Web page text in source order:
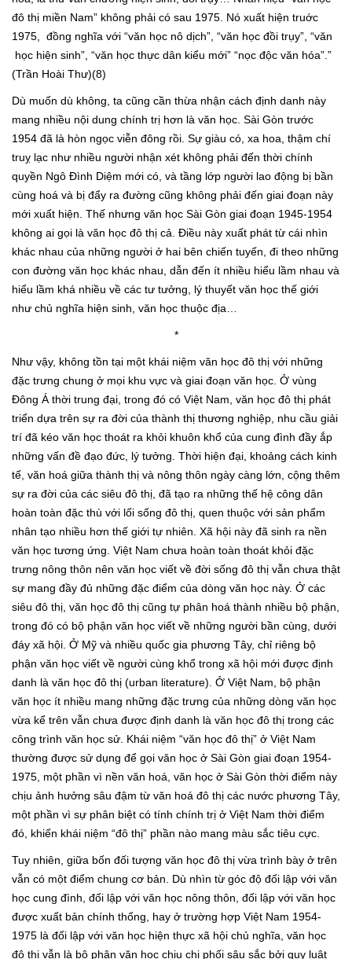
đô thị miền Nam” không phải có sau 1975. Nó xuất hiện truớc
1975, đồng nghĩa với “văn học nô dịch”, “văn học đồi trụy”, “văn
học hiện sinh”, “văn học thực dân kiểu mới” “nọc độc văn hóa”.”
(Trần Hoài Thư)(8)
Dù muốn dù không, ta cũng cần thừa nhận cách định danh này
mang nhiều nội dung chính trị hơn là văn học. Sài Gòn trước
1954 đã là hòn ngọc viễn đông rồi. Sự giàu có, xa hoa, thậm chí
truỵ lạc như nhiều người nhận xét không phải đến thời chính
quyền Ngô Đình Diệm mới có, và tầng lớp người lao động bị bần
cùng hoá và bị đẩy ra đường cũng không phải đến giai đoạn này
mới xuất hiện. Thế nhưng văn học Sài Gòn giai đoạn 1945-1954
không ai gọi là văn học đô thị cả. Điều này xuất phát từ cái nhìn
khác nhau của những người ở hai bên chiến tuyến, đi theo những
con đường văn học khác nhau, dẫn đến ít nhiều hiểu lầm nhau và
hiểu lầm khá nhiều về các tư tưởng, lý thuyết văn học thế giới
như chủ nghĩa hiện sinh, văn học thuộc địa…
*
Như vậy, không tồn tại một khái niệm văn học đô thị với những
đặc trưng chung ở mọi khu vực và giai đoạn văn học. Ở vùng
Đông Á thời trung đại, trong đó có Việt Nam, văn học đô thị phát
triển dựa trên sự ra đời của thành thị thương nghiệp, nhu cầu giải
trí đã kéo văn học thoát ra khỏi khuôn khổ của cung đình đầy ắp
những vấn đề đạo đức, lý tưởng. Thời hiện đại, khoảng cách kinh
tế, văn hoá giữa thành thị và nông thôn ngày càng lớn, cộng thêm
sự ra đời của các siêu đô thị, đã tạo ra những thế hệ công dân
hoàn toàn đặc thù với lối sống đô thị, quen thuộc với sản phẩm
nhân tạo nhiều hơn thế giới tự nhiên. Xã hội này đã sinh ra nền
văn học tương ứng. Việt Nam chưa hoàn toàn thoát khỏi đặc
trưng nông thôn nên văn học viết về đời sống đô thị vẫn chưa thật
sự mang đầy đủ những đặc điểm của dòng văn học này. Ở các
siêu đô thị, văn học đô thị cũng tự phân hoá thành nhiều bộ phận,
trong đó có bộ phận văn học viết về những người bần cùng, dưới
đáy xã hội. Ở Mỹ và nhiều quốc gia phương Tây, chỉ riêng bộ
phận văn học viết về người cùng khổ trong xã hội mới được định
danh là văn học đô thị (urban literature). Ở Việt Nam, bộ phận
văn học ít nhiều mang những đặc trưng của những dòng văn học
vừa kể trên vẫn chưa được định danh là văn học đô thị trong các
công trình văn học sử. Khái niệm “văn học đô thị” ở Việt Nam
thường được sử dụng để gọi văn học ở Sài Gòn giai đoạn 1954-
1975, một phần vì nền văn hoá, văn học ở Sài Gòn thời điểm này
chịu ảnh hưởng sâu đậm từ văn hoá đô thị các nước phương Tây,
một phần vì sự phân biệt có tính chính trị ở Việt Nam thời điểm
đó, khiến khái niệm “đô thị” phần nào mang màu sắc tiêu cực.
Tuy nhiên, giữa bốn đối tượng văn học đô thị vừa trình bày ở trên
vẫn có một điểm chung cơ bản. Dù nhìn từ góc độ đối lập với văn
học cung đình, đối lập với văn học nông thôn, đối lập với văn học
được xuất bản chính thống, hay ở trường hợp Việt Nam 1954-
1975 là đối lập với văn học hiện thực xã hội chủ nghĩa, văn học
đô thị vẫn là bộ phận văn học chịu chi phối sâu sắc bởi quy luật